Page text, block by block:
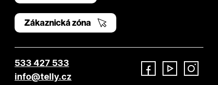
Zákaznická zóna
533 427 533
info@telly.cz